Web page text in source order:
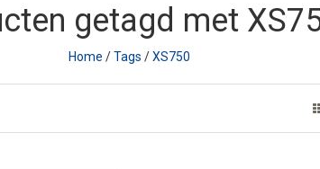
getagd met
Home /Tags /XS750